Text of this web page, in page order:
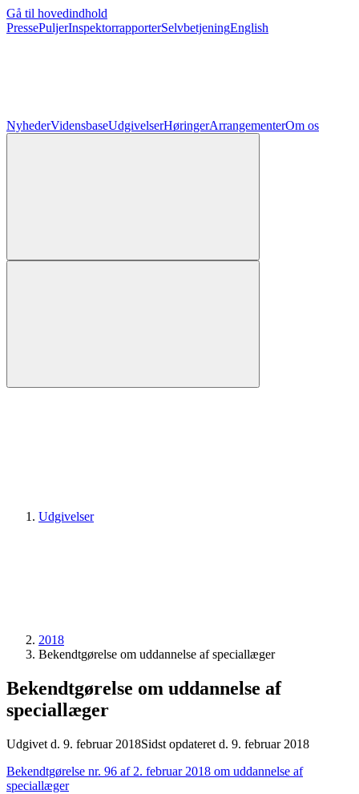
Gå til hovedindhold
PressePuljerInspektorrapporterSelvbetjeningEnglish
NyhederVidensbaseUdgivelserHøringerArrangementerOm os
Udgivelser
2018
Bekendtgørelse om uddannelse af speciallæger
Bekendtgørelse om uddannelse af
speciallæger
Udgivet d. 9. februar 2018Sidst opdateret d. 9. februar 2018
Bekendtgørelse nr. 96 af 2. februar 2018 om uddannelse af
speciallæger